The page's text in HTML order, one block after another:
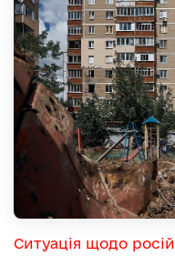
Ситуація щодо